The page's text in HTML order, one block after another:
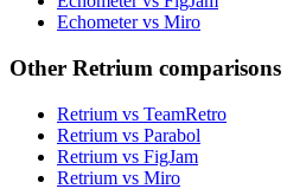
Echometer vs Miro
Other Retrium comparisons
Retrium vs TeamRetro
Retrium vs Parabol
Retrium vs FigJam
Retrium vs Miro